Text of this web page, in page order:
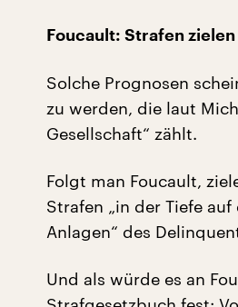
Foucault: Strafen
Solche Prognosen
zu werden, die laut
Gesellschaft“ zählt.
Folgt man Foucault,
Strafen „in der Tiefe
Anlagen“ des
Und als würde es an